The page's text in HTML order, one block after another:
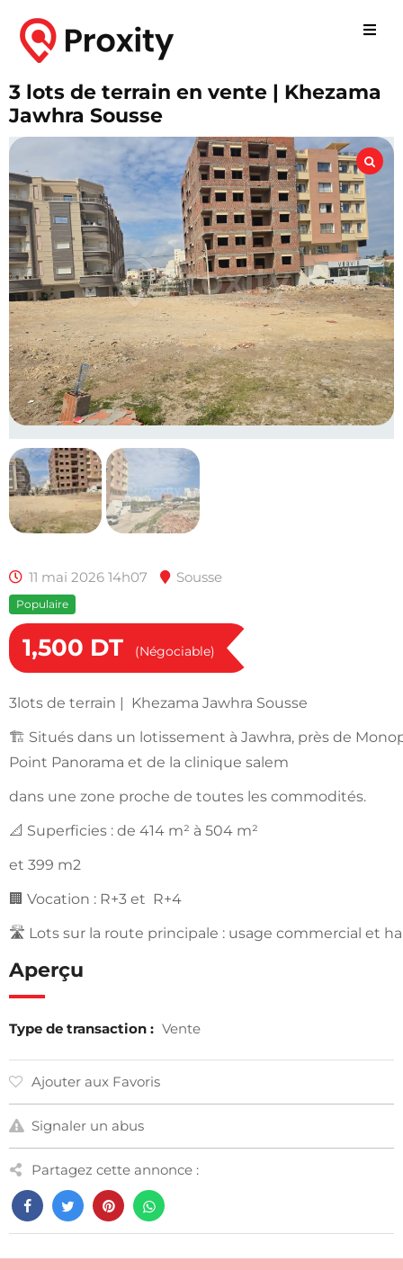
3 lots de terrain en vente | Khezama
Jawhra Sousse
11 mai 2026 14h07 Sousse
Populaire
1,500 DT (Négociable)
3lots de terrain | Khezama Jawhra Sousse
🏗️ Situés dans un lotissement à Jawhra, près de
Point Panorama et de la clinique salem
dans une zone proche de toutes les commodités.
📐 Superficies : de 414 m² à 504 m²
et 399 m2
🏢 Vocation : R+3 et R+4
🛣️ Lots sur la route principale : usage commercial et
Aperçu
Type de transaction : Vente
Ajouter aux Favoris
Signaler un abus
Partagez cette annonce :